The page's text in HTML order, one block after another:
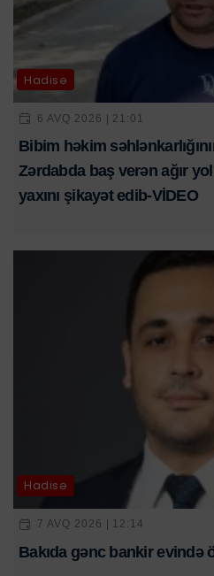
Hadisə
6 AVQ 2026 | 21:01
Bibim həkim
Zərdabda baş verən ağır
yaxını şikayət edib-VİDEO
Hadisə
7 AVQ 2026 | 12:14
Bakıda gənc bankir evində